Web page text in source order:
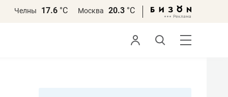
Челны 17.6 °С Москва 20.3 °С